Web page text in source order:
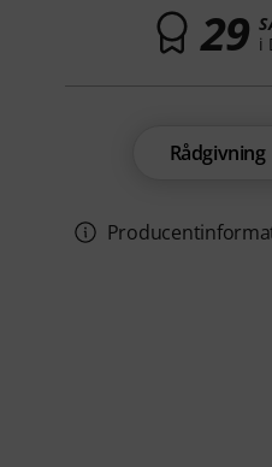
29 i
Rådgivning